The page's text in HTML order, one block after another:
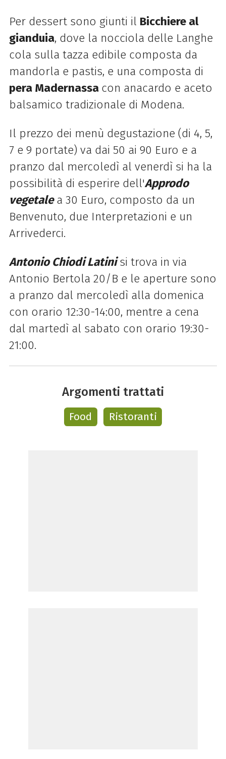
Per dessert sono giunti il Bicchiere al
gianduia, dove la nocciola delle Langhe
cola sulla tazza edibile composta da
mandorla e pastis, e una composta di
peraMadernassa con anacardo e aceto
balsamico tradizionale di Modena.
Il prezzo dei menù degustazione (di 4, 5,
7 e 9 portate) va dai 50 ai 90 Euro e a
pranzo dal mercoledì al venerdì si ha la
possibilità di esperire dell'Approdo
vegetalea 30 Euro, composto da un
Benvenuto, due Interpretazioni e un
Arrivederci.
Antonio Chiodi Latinisi trova in via
Antonio Bertola 20/B e le aperture sono
a pranzo dal mercoledì alla domenica
con orario 12:30-14:00, mentre a cena
dal martedì al sabato con orario 19:30-
21:00.
Argomenti trattati
Food Ristoranti